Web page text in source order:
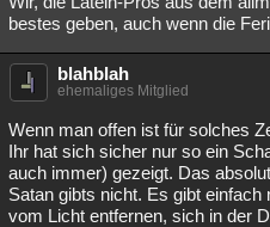
bestes geben, auch wenn die
blahblah
ehemaliges Mitglied
Wenn man offen ist für solches
Ihr hat sich sicher nur so ein
auch immer) gezeigt. Das
Satan gibts nicht. Es gibt
vom Licht entfernen, sich in der